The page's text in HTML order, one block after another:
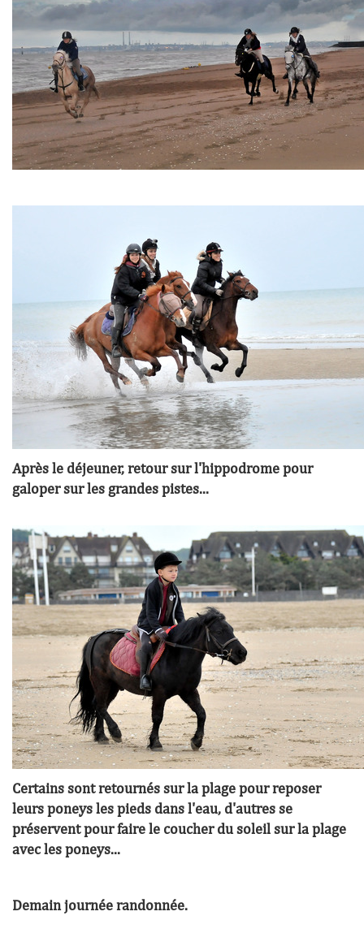
Après le déjeuner, retour sur l'hippodrome pour
galoper sur les grandes pistes...
Certains sont retournés sur la plage pour reposer
leurs poneys les pieds dans l'eau, d'autres se
préservent pour faire le coucher du soleil sur la plage
avec les poneys...
Demain journée randonnée.